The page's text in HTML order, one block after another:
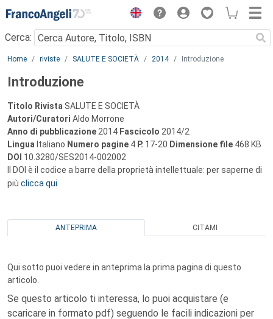
Menu
Cerca:
Main content
Home riviste SALUTE E SOCIETÀ 2014 Introduzione
Introduzione
Titolo Rivista SALUTE E SOCIETÀ
Autori/Curatori Aldo Morrone
Anno di pubblicazione 2014 Fascicolo 2014/2
Lingua Italiano Numero pagine 4 P. 17-20 Dimensione file 468 KB
DOI 10.3280/SES2014-002002
Il DOI è il codice a barre della proprietà intellettuale: per saperne di
più clicca qui
ANTEPRIMA CITAMI
Qui sotto puoi vedere in anteprima la prima pagina di questo
articolo.
Se questo articolo ti interessa, lo puoi acquistare (e
scaricare in formato pdf) seguendo le facili indicazioni per